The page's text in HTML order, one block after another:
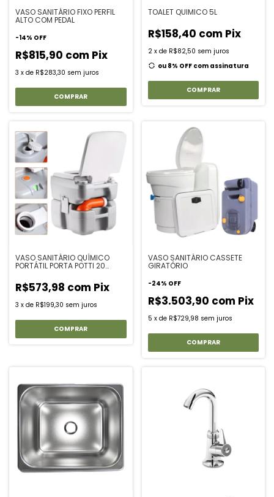
VASO SANITÁRIO FIXO PERFIL
ALTO COM PEDAL
-14% OFF
R$815,90 com Pix
3 x de R$283,30 sem juros
TOALET QUIMICO 5L
R$158,40 com Pix
2 x de R$82,50 sem juros
ou 8% OFF com assinatura
COMPRAR
VASO SANITÁRIO QUÍMICO
PORTÁTIL PORTA POTTI 20
R$573,98 com Pix
3 x de R$199,30 sem juros
VASO SANITÁRIO CASSETE
GIRATÓRIO
-24% OFF
R$3.503,90 com Pix
5 x de R$729,98 sem juros